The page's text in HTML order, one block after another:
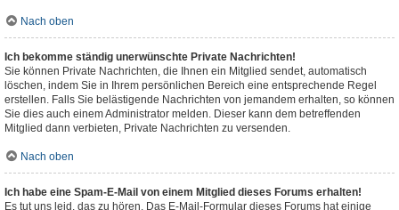
Nach oben
Ich bekomme ständig unerwünschte Private Nachrichten!
Sie können Private Nachrichten, die Ihnen ein Mitglied sendet, automatisch
löschen, indem Sie in Ihrem persönlichen Bereich eine entsprechende Regel
erstellen. Falls Sie belästigende Nachrichten von jemandem erhalten, so können
Sie dies auch einem Administrator melden. Dieser kann dem betreffenden
Mitglied dann verbieten, Private Nachrichten zu versenden.
Nach oben
Ich habe eine Spam-E-Mail von einem Mitglied dieses Forums erhalten!
Es tut uns leid, das zu hören. Das E-Mail-Formular dieses Forums hat einige